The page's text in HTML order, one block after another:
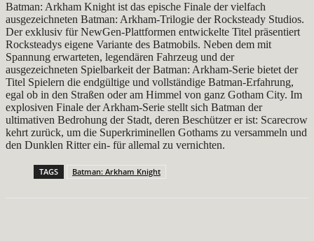
Batman: Arkham Knight ist das epische Finale der vielfach
ausgezeichneten Batman: Arkham-Trilogie der Rocksteady Studios.
Der exklusiv für NewGen-Plattformen entwickelte Titel präsentiert
Rocksteadys eigene Variante des Batmobils. Neben dem mit
Spannung erwarteten, legendären Fahrzeug und der
ausgezeichneten Spielbarkeit der Batman: Arkham-Serie bietet der
Titel Spielern die endgültige und vollständige Batman-Erfahrung,
egal ob in den Straßen oder am Himmel von ganz Gotham City. Im
explosiven Finale der Arkham-Serie stellt sich Batman der
ultimativen Bedrohung der Stadt, deren Beschützer er ist: Scarecrow
kehrt zurück, um die Superkriminellen Gothams zu versammeln und
den Dunklen Ritter ein- für allemal zu vernichten.
TAGS Batman: Arkham Knight